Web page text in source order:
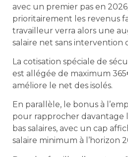
avec un premier pas en
prioritairement les revenus
travailleur verra alors une
salaire net sans intervention
La cotisation spéciale de
est allégée de maximum
améliore le net des isolés.
En parallèle, le bonus à
pour rapprocher
bas salaires, avec un cap
salaire minimum à l’horizon